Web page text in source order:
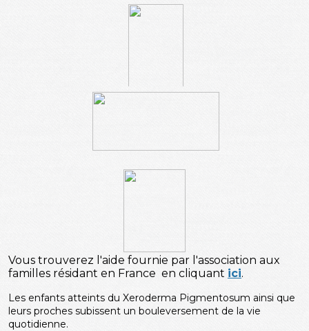
Vous trouverez l'aide fournie par l'association aux
familles résidant en France en cliquant ici.
Les enfants atteints du Xeroderma Pigmentosum ainsi que
leurs proches subissent un bouleversement de la vie
quotidienne.